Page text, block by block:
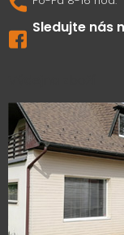
Sledujte nás